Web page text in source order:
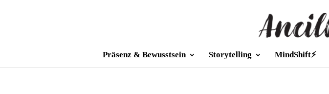
Präsenz & Bewusstsein Storytelling MindShift⚡